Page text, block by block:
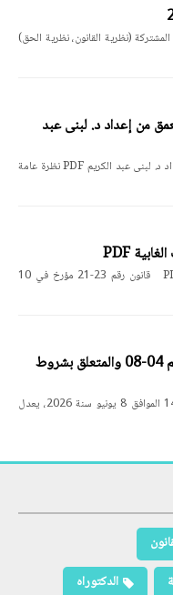
(نظرية القانون، نظرية الحق)
من إعداد د. لبنى عبد
مطبوعة في مقياس الإجراءات الجزائية المعمق من إعداد د. لبنى عبد الكريم PDF نظرة عامة
قانون رقم 23-21 يتعلق بالغابات والثروات الغابية PDF قانون رقم 23-21 مؤرخ في 10
قانون رقم 26-12 يعدل ويتمم القانون رقم 04-08 والمتعلق بشروط
قانون رقم 26-12 مؤرخ في 22 ذي الحجة عام 1447 الموافق 8 يونيو سنة 2026، يعدل
الدكتوراه